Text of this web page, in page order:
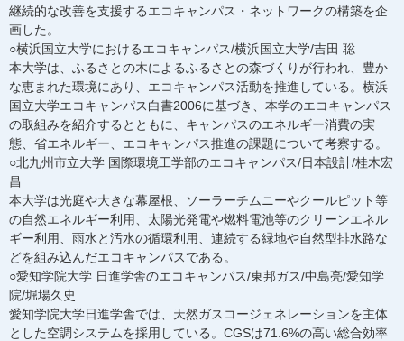
継続的な改善を支援するエコキャンパス・ネットワークの構築を企
画した。
○横浜国立大学におけるエコキャンパス/横浜国立大学/吉田 聡
本大学は、ふるさとの木によるふるさとの森づくりが行われ、豊か
な恵まれた環境にあり、エコキャンパス活動を推進している。横浜
国立大学エコキャンパス白書2006に基づき、本学のエコキャンパス
の取組みを紹介するとともに、キャンパスのエネルギー消費の実
態、省エネルギー、エコキャンパス推進の課題について考察する。
○北九州市立大学 国際環境工学部のエコキャンパス/日本設計/桂木宏
昌
本大学は光庭や大きな幕屋根、ソーラーチムニーやクールピット等
の自然エネルギー利用、太陽光発電や燃料電池等のクリーンエネル
ギー利用、雨水と汚水の循環利用、連続する緑地や自然型排水路な
どを組み込んだエコキャンパスである。
○愛知学院大学 日進学舎のエコキャンパス/東邦ガス/中島亮/愛知学
院/堀場久史
愛知学院大学日進学舎では、天然ガスコージェネレーションを主体
とした空調システムを採用している。CGSは71.6%の高い総合効率